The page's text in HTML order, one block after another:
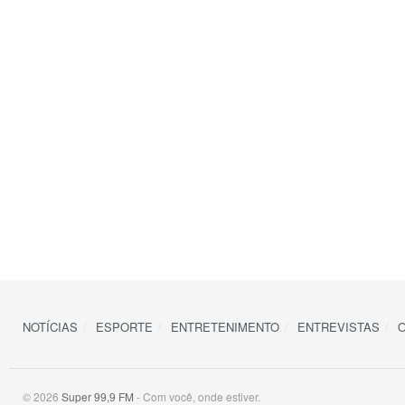
NOTÍCIAS ESPORTE ENTRETENIMENTO ENTREVISTAS
© 2026 Super 99,9 FM - Com você, onde estiver.